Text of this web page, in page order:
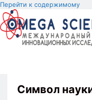
Перейти к содержимому
Символ